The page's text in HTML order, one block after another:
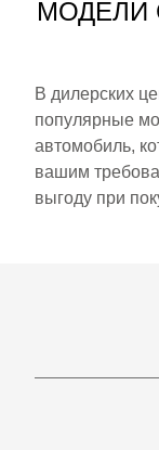
МОДЕЛИ
В дилерских
популярные
автомобиль,
вашим
выгоду при